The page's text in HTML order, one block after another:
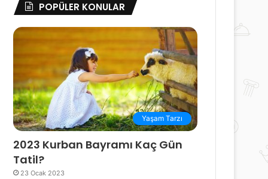
POPÜLER KONULAR
Yaşam Tarzı
2023 Kurban Bayramı Kaç Gün
Tatil?
23 Ocak 2023